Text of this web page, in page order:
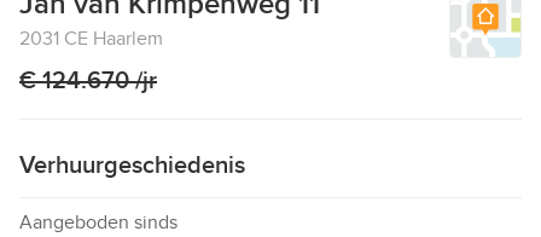
2031 CE Haarlem
€ 124.670 /jr
Verhuurgeschiedenis
Aangeboden sinds